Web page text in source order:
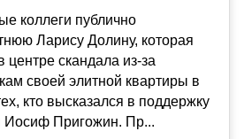
коллеги публично
Ларису Долину, которая
центре скандала из-за
своей элитной квартиры в
кто высказался в поддержку
Иосиф Пригожин. Пр...